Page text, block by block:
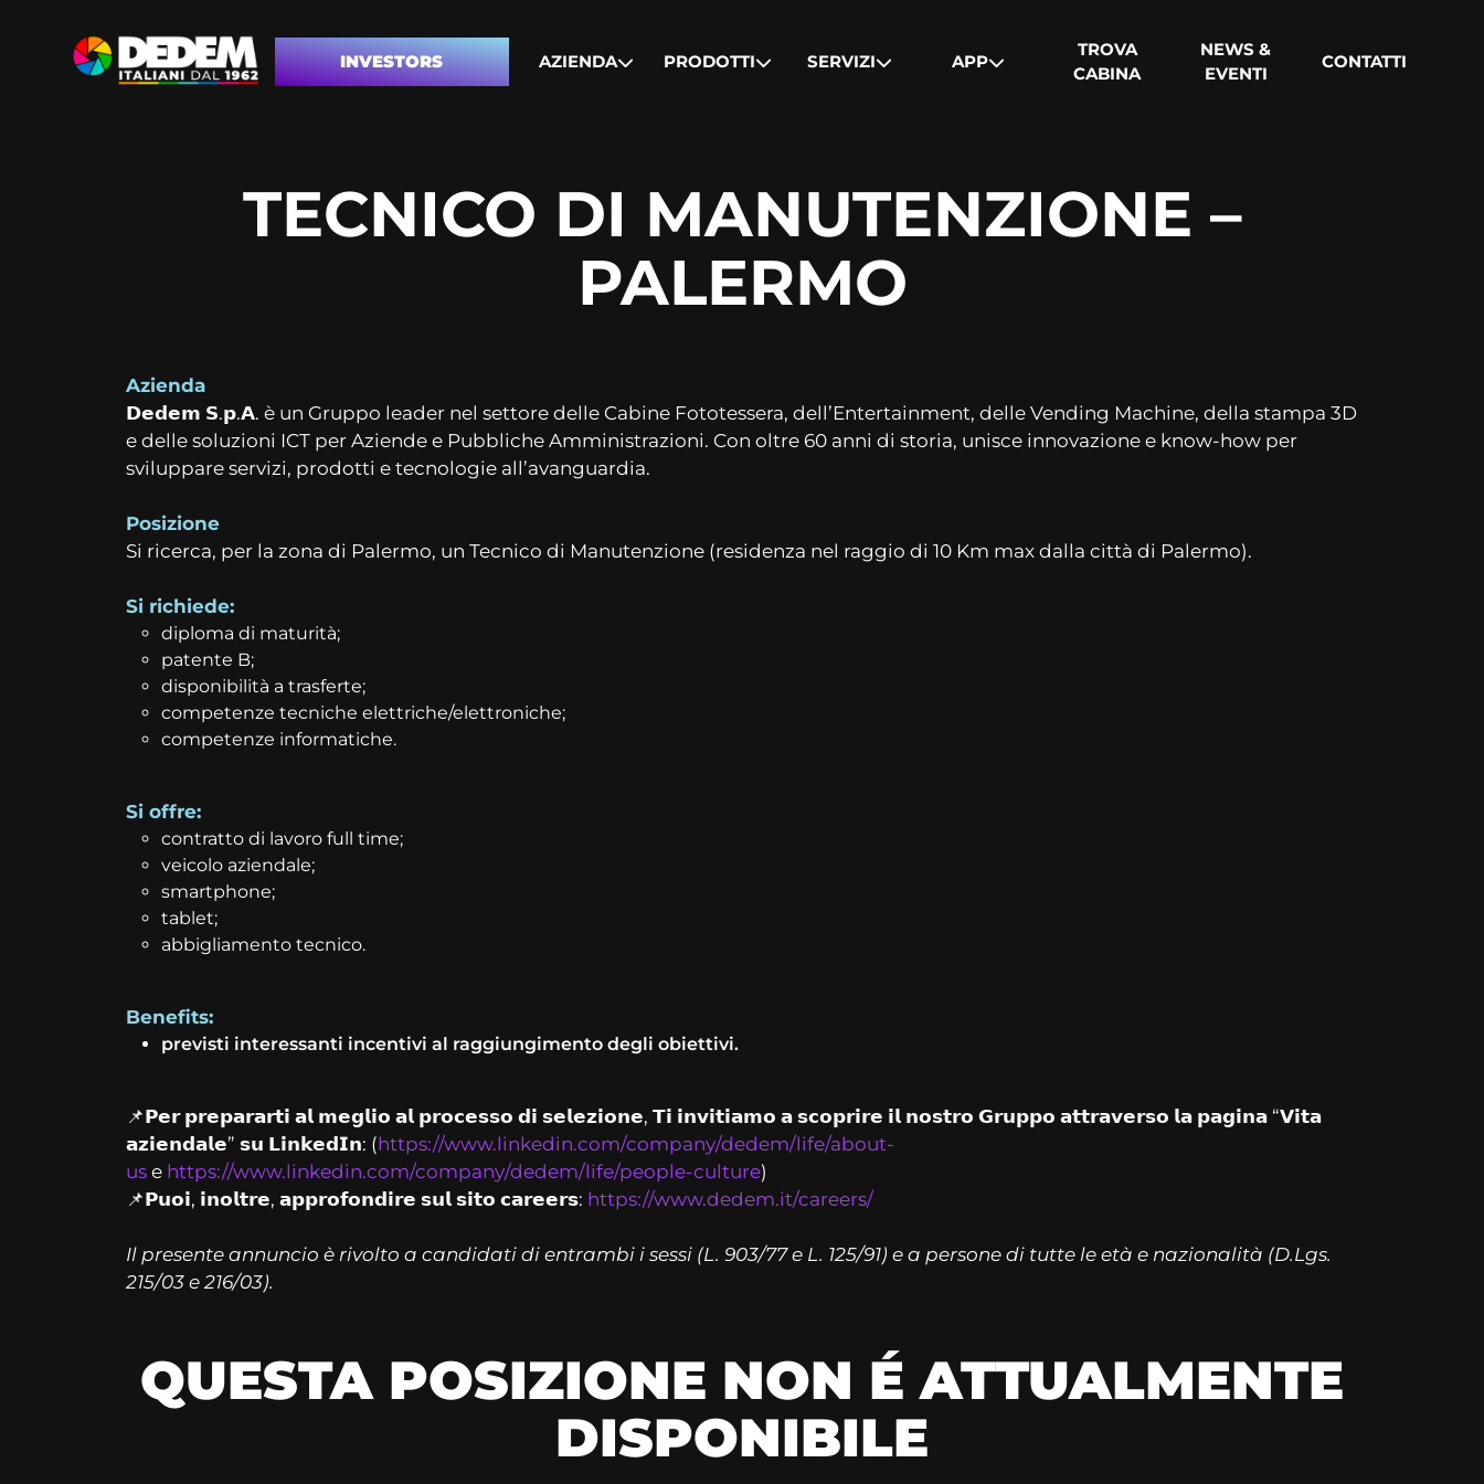
INVESTORS AZIENDA PRODOTTI SERVIZI APP
TROVA
CABINA
NEWS &
EVENTI
CONTATTI
TECNICO DI MANUTENZIONE –
PALERMO
Azienda
𝗗𝗲𝗱𝗲𝗺 𝗦.𝗽.𝗔. è un Gruppo leader nel settore delle Cabine Fototessera, dell’Entertainment, delle Vending Machine, della stampa 3D
e delle soluzioni ICT per Aziende e Pubbliche Amministrazioni. Con oltre 60 anni di storia, unisce innovazione e know-how per
sviluppare servizi, prodotti e tecnologie all’avanguardia.
Posizione
Si ricerca, per la zona di Palermo, un Tecnico di Manutenzione (residenza nel raggio di 10 Km max dalla città di Palermo).
Si richiede:
diploma di maturità;
patente B;
disponibilità a trasferte;
competenze tecniche elettriche/elettroniche;
competenze informatiche.
Si offre:
contratto di lavoro full time;
veicolo aziendale;
smartphone;
tablet;
abbigliamento tecnico.
Benefits:
previsti interessanti incentivi al raggiungimento degli obiettivi.
📌𝗣𝗲𝗿 𝗽𝗿𝗲𝗽𝗮𝗿𝗮𝗿𝘁𝗶 𝗮𝗹 𝗺𝗲𝗴𝗹𝗶𝗼 𝗮𝗹 𝗽𝗿𝗼𝗰𝗲𝘀𝘀𝗼 𝗱𝗶 𝘀𝗲𝗹𝗲𝘇𝗶𝗼𝗻𝗲, 𝗧𝗶 𝗶𝗻𝘃𝗶𝘁𝗶𝗮𝗺𝗼 𝗮 𝘀𝗰𝗼𝗽𝗿𝗶𝗿𝗲 𝗶𝗹 𝗻𝗼𝘀𝘁𝗿𝗼 𝗚𝗿𝘂𝗽𝗽𝗼 𝗮𝘁𝘁𝗿𝗮𝘃𝗲𝗿𝘀𝗼 𝗹𝗮 𝗽𝗮𝗴𝗶𝗻𝗮 “𝗩𝗶𝘁𝗮
𝗮𝘇𝗶𝗲𝗻𝗱𝗮𝗹𝗲” 𝘀𝘂 𝗟𝗶𝗻𝗸𝗲𝗱𝗜𝗻: (https://www.linkedin.com/company/dedem/life/about-
us e https://www.linkedin.com/company/dedem/life/people-culture)
📌𝗣𝘂𝗼𝗶, 𝗶𝗻𝗼𝗹𝘁𝗿𝗲, 𝗮𝗽𝗽𝗿𝗼𝗳𝗼𝗻𝗱𝗶𝗿𝗲 𝘀𝘂𝗹 𝘀𝗶𝘁𝗼 𝗰𝗮𝗿𝗲𝗲𝗿𝘀: https://www.dedem.it/careers/
Il presente annuncio è rivolto a candidati di entrambi i sessi (L. 903/77 e L. 125/91) e a persone di tutte le età e nazionalità (D.Lgs.
215/03 e 216/03).
QUESTA POSIZIONE NON É ATTUALMENTE
DISPONIBILE